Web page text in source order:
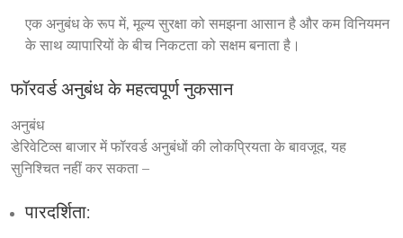
एक अनुबंध के रूप में, मूल्य सुरक्षा को समझना आसान है और कम विनियमन
के साथ व्यापारियों के बीच निकटता को सक्षम बनाता है।
फॉरवर्ड अनुबंध के महत्वपूर्ण नुकसान
अनुबंध
डेरिवेटिव्स बाजार में फॉरवर्ड अनुबंधों की लोकप्रियता के बावजूद, यह
सुनिश्चित नहीं कर सकता –
पारदर्शिता: